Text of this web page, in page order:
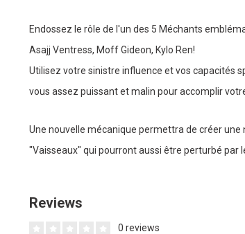
Endossez le rôle de l'un des 5 Méchants
Asajj Ventress, Moff Gideon, Kylo Ren!
Utilisez votre sinistre influence et vos capacités
vous assez puissant et malin pour accomplir
Une nouvelle mécanique permettra de créer
"Vaisseaux" qui pourront aussi être perturbé par
Reviews
0 reviews